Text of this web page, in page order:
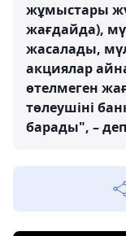
жұмыстары
жағдайда),
жасалады,
акциялар
өтелмеген
төлеушіні
барады", –